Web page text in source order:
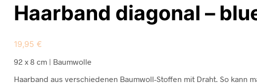
Haarband diagonal –
19,95 €
92 x 8 cm | Baumwolle
Haarband aus verschiedenen Baumwoll-Stoffen mit Draht. So kann